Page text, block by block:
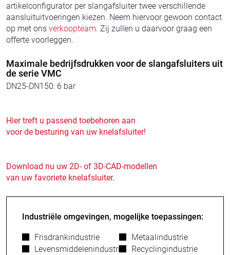
artikelconfigurator per slangafsluiter twee verschillende
aansluituitvoeringen kiezen. Neem hiervoor gewoon contact
op met ons verkoopteam. Zij zullen u daarvoor graag een
offerte voorleggen.
Maximale bedrijfsdrukken voor de slangafsluiters uit
de serie VMC
DN25-DN150: 6 bar
Hier treft u passend toebehoren aan
voor de besturing van uw knelafsluiter!
Download nu uw 2D- of 3D-CAD-modellen
van uw favoriete knelafsluiter.
Industriële omgevingen, mogelijke toepassingen:
Frisdrankindustrie
Levensmiddelenindustrie
Metaalindustrie
Recyclingindustrie